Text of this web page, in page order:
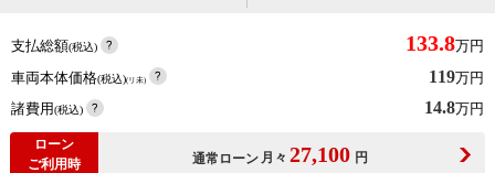
支払総額(税込) 133.8万円
車両本体価格(税込)(リ未) 119万円
諸費用(税込) 14.8万円
ローン
ご利用時
通常ローン 月々 27,100 円